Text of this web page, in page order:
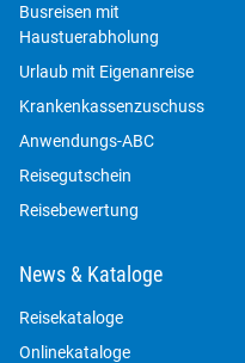
Busreisen mit
Haustuerabholung
Urlaub mit Eigenanreise
Krankenkassenzuschuss
Anwendungs-ABC
Reisegutschein
Reisebewertung
News & Kataloge
Reisekataloge
Onlinekataloge